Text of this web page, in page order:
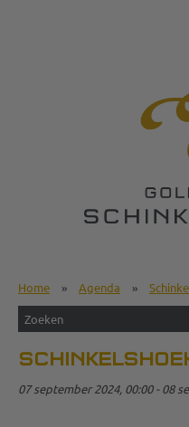
Home » Agenda »
07 september 2024, 00:00 - 08